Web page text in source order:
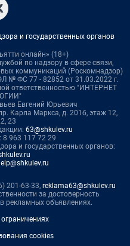
и государственных органов
онлайн» (18+)
по надзору в сфере связи,
коммуникаций (Роскомнадзор)
№ ФС 77 - 82852 от 31.03.2022 г.
ответственностью "ИНТЕРНЕТ
Евгений Юрьевич
Карла Маркса, д. 201б, этаж 12,
23
63@shkulev.ru
8 963 117 72 29
и государственных органов:
201-63-33, reklama63@shkulev.ru
за достоверность
рекламных объявлениях.
cookies